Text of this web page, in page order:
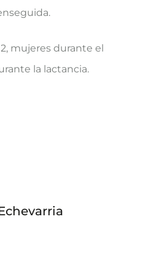
mujeres durante el
la lactancia.